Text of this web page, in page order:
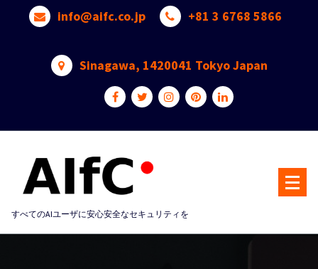
info@aifc.co.jp +81 3 6768 5866
Sinagawa, 1420041 Tokyo Japan
すべてのAIユーザに安心安全なセキュリティを